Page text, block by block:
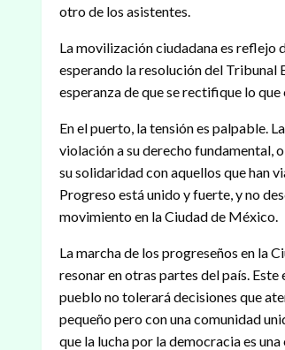
otro de los asistentes.
La movilización ciudadana es reflejo
esperando la resolución del Tribunal
esperanza de que se rectifique lo
En el puerto, la tensión es palpable.
violación a su derecho fundamental,
su solidaridad con aquellos que han
Progreso está unido y fuerte, y no
movimiento en la Ciudad de México.
La marcha de los progreseños en la
resonar en otras partes del país.
pueblo no tolerará decisiones que
pequeño pero con una comunidad
que la lucha por la democracia es